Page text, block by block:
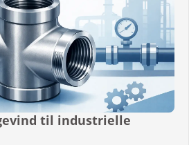
til industrielle